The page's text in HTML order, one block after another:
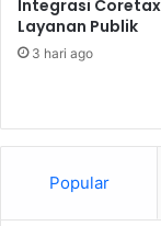
Integrasi
Layanan Publik
3 hari ago
Popular